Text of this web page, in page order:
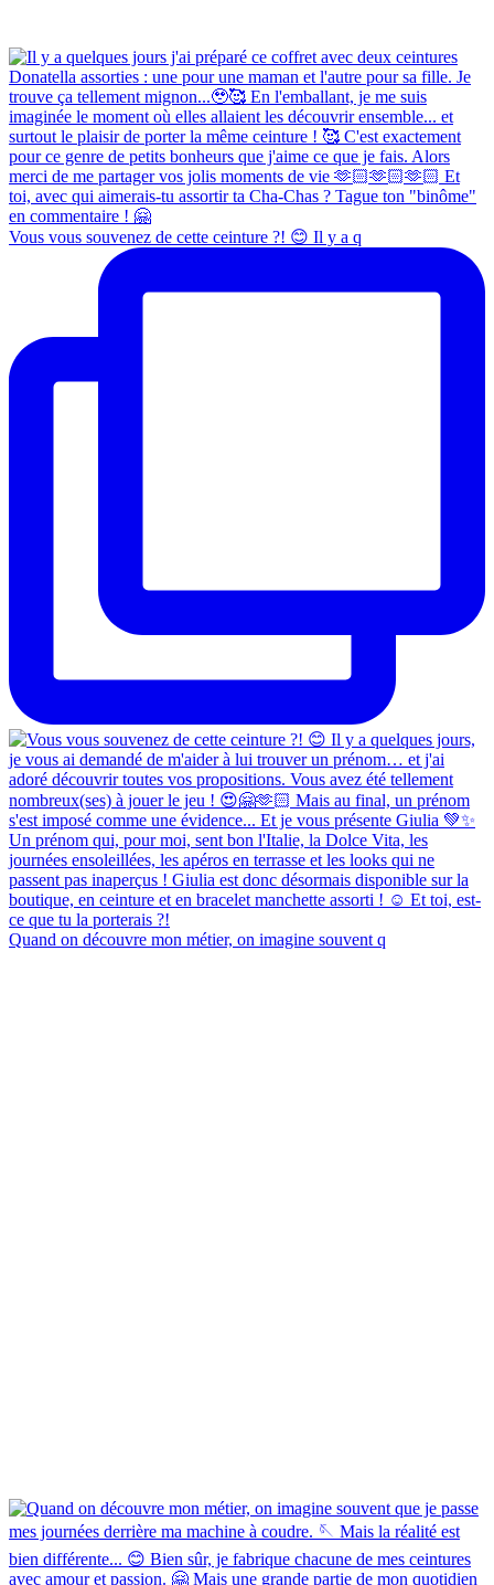
Vous vous souvenez de cette ceinture ?! 😊 Il y a q
Quand on découvre mon métier, on imagine souvent q